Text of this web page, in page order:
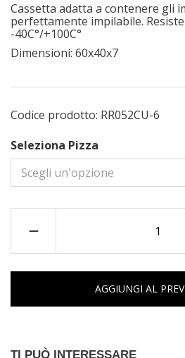
Cassetta adatta a contenere gli
perfettamente impilabile.
-40C°/+100C°
Dimensioni: 60x40x7
Codice prodotto: RR052CU-6
Seleziona Pizza
AGGIUNGI AL
TI PUÒ INTERESSARE